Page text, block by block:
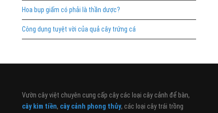
Hoa bụp giấm có phải là thần dược?
Công dụng tuyệt vời của quả cây trứng cá
Vườn cây việt chuyên cung cấp cây các loại cây cảnh để bàn,
cây kim tiền, cây cảnh phong thủy, các loại cây trái trồng